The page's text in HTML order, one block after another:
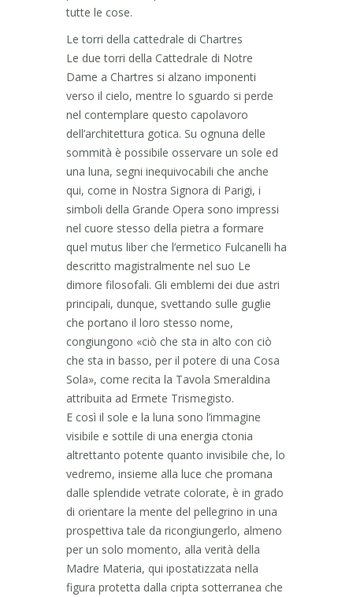
tutte le cose.
Le torri della cattedrale di Chartres
Le due torri della Cattedrale di Notre
Dame a Chartres si alzano imponenti
verso il cielo, mentre lo sguardo si perde
nel contemplare questo capolavoro
dell’architettura gotica. Su ognuna delle
sommità è possibile osservare un sole ed
una luna, segni inequivocabili che anche
qui, come in Nostra Signora di Parigi, i
simboli della Grande Opera sono impressi
nel cuore stesso della pietra a formare
quel mutus liber che l’ermetico Fulcanelli ha
descritto magistralmente nel suo Le
dimore filosofali. Gli emblemi dei due astri
principali, dunque, svettando sulle guglie
che portano il loro stesso nome,
congiungono «ciò che sta in alto con ciò
che sta in basso, per il potere di una Cosa
Sola», come recita la Tavola Smeraldina
attribuita ad Ermete Trismegisto.
E così il sole e la luna sono l’immagine
visibile e sottile di una energia ctonia
altrettanto potente quanto invisibile che, lo
vedremo, insieme alla luce che promana
dalle splendide vetrate colorate, è in grado
di orientare la mente del pellegrino in una
prospettiva tale da ricongiungerlo, almeno
per un solo momento, alla verità della
Madre Materia, qui ipostatizzata nella
figura protetta dalla cripta sotterranea che